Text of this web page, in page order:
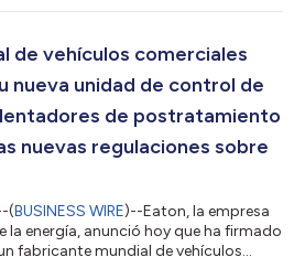
la adopción de VE sigue
con tecnologías
de vehículos comerciales
nueva unidad de control de
de postratamiento
nuevas regulaciones sobre
(BUSINESS WIRE)--Eaton, la empresa
la energía, anunció hoy que ha firmado
fabricante mundial de vehículos